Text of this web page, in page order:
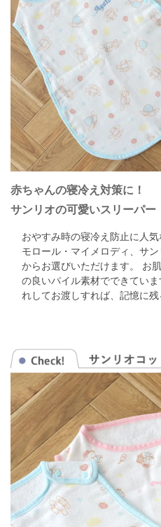
赤ちゃんの寝冷え対策に！
サンリオの可愛いスリーパー
おやすみ時の寝冷え防止に人気
モロール・マイメロディ、サ
からお選びいただけます。
お
の良いパイル素材でできていま
れしてお渡しすれば、記憶に残